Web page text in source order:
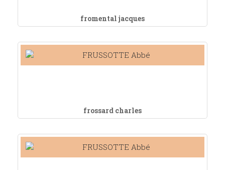
fromental jacques
frossard charles